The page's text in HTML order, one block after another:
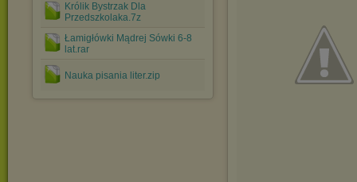
Królik Bystrzak Dla
Przedszkolaka.7z
Łamigłówki Mądrej Sówki 6-8
lat.rar
Nauka pisania liter.zip